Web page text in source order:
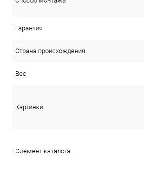
Гарантия
Страна происхождения
Вес
Картинки
Элемент каталога